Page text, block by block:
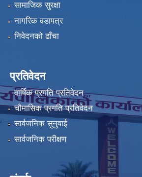
सामाजिक सुरक्षा
नागरिक वडापत्र
निवेदनको ढाँचा
प्रतिवेदन
वार्षिक प्रगति प्रतिवेदन
चौमासिक प्रगति प्रतिवेदन
सार्वजनिक सुनुवाई
सार्वजनिक परीक्षण